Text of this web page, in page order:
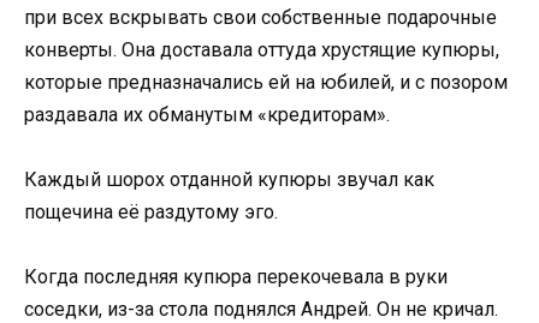
при всех вскрывать свои собственные подарочные
конверты. Она доставала оттуда хрустящие купюры,
которые предназначались ей на юбилей, и с позором
раздавала их обманутым «кредиторам».
Каждый шорох отданной купюры звучал как
пощечина её раздутому эго.
Когда последняя купюра перекочевала в руки
соседки, из-за стола поднялся Андрей. Он не кричал.